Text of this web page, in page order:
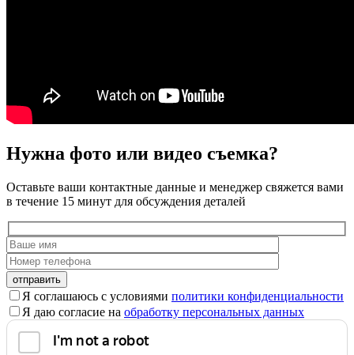
Нужна фото или видео съемка?
Оставьте ваши контактные данные и менеджер свяжется вами
в течение 15 минут для обсуждения деталей
Оставьте
это
поле
пустым.
Я соглашаюсь с условиями политики конфиденциальности
Я даю согласие на обработку персональных данных